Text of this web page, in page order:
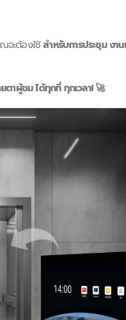
จะต้องใช้สำหรับการประชุม งา
าผู้ชม ได้ทุกที่ ทุกเวลา! 🚀